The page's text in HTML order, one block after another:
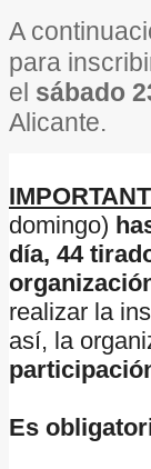
A
para
el sábado
Alicante.
domingo)
día, 44
realizar la
así, la
Es